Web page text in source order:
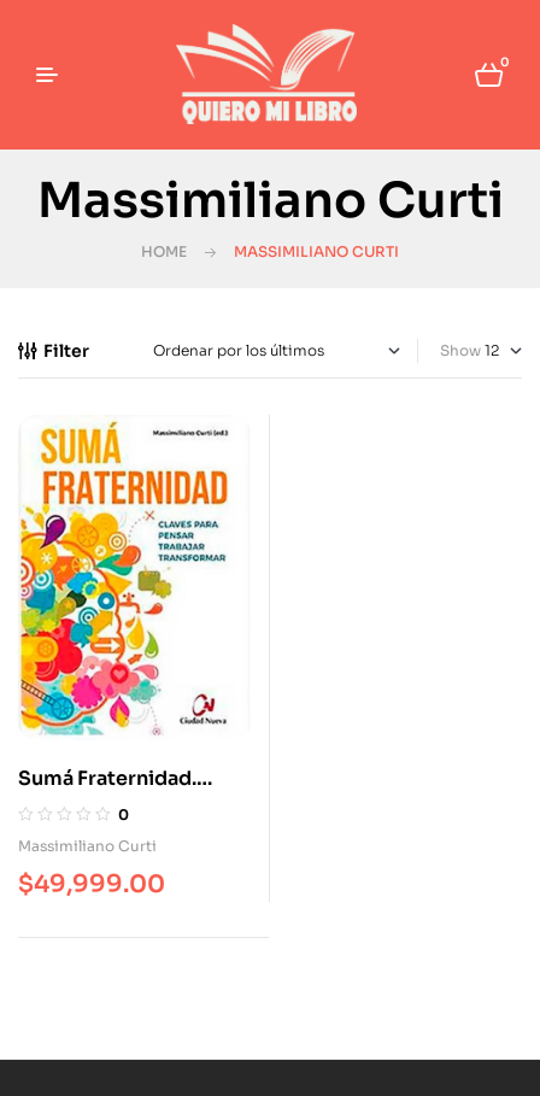
0
Massimiliano Curti
HOME MASSIMILIANO CURTI
Filter Show
Sumá Fraternidad.
Claves Para Pensar,
Trabajar, Transformar
0
Massimiliano Curti
$49,999.00